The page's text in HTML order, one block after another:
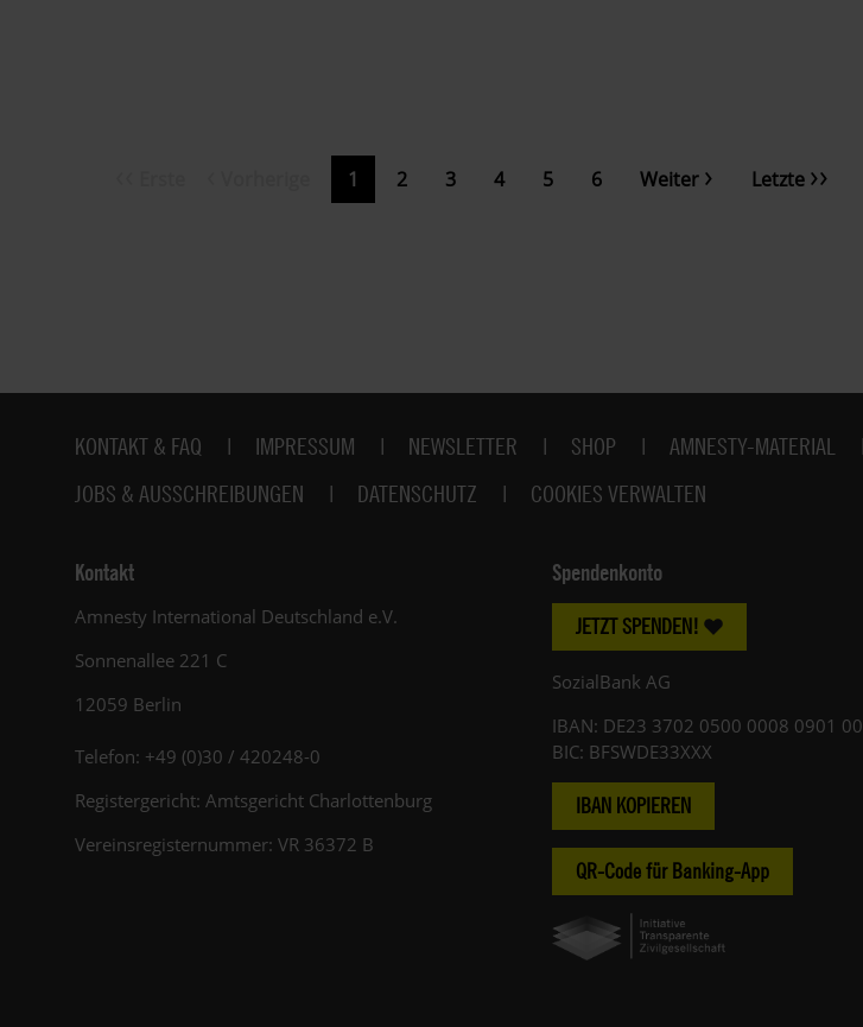
Aktuelle
Seite
1 Page
2 Page
3 Page
4 Page
5 Page
6
Nächste
Weiter
Letzte
Letzte
Fußbereich
KONTAKT & FAQ IMPRESSUM NEWSLETTER SHOP AMNESTY-MATERIAL
JOBS & AUSSCHREIBUNGEN
DATENSCHUTZ COOKIES VERWALTEN
Kontakt
Amnesty International Deutschland e.V.
Sonnenallee 221 C
12059 Berlin
Telefon: +49 (0)30 / 420248-0
Registergericht: Amtsgericht Charlottenburg
Vereinsregisternummer: VR 36372 B
Spendenkonto
JETZT SPENDEN!
SozialBank AG
IBAN: DE23 3702 0500 0008 0901 00
BIC: BFSWDE33XXX
IBAN KOPIEREN
QR-Code für Banking-App